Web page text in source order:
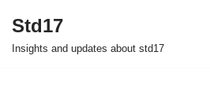
Skip
Std17
Insights and updates about std17